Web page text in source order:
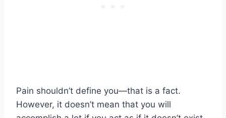
Pain shouldn’t define you—that is a fact.
However, it doesn’t mean that you will